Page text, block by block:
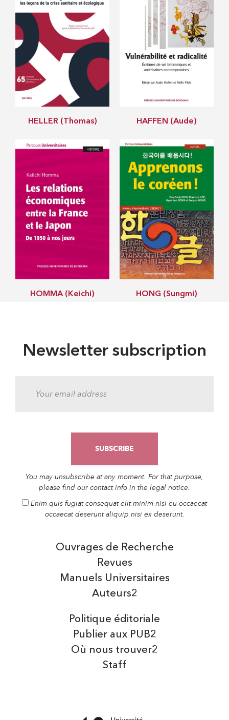
HELLER (Thomas) HAFFEN (Aude)
HOMMA (Keichi) HONG (Sungmi)
Newsletter subscription
You may unsubscribe at any moment. For that purpose,
please find our contact info in the legal notice.
Enim quis fugiat consequat elit minim nisi eu occaecat
occaecat deserunt aliquip nisi ex deserunt.
Auteurs2
Manuels Universitaires
Ouvrages de Recherche
Revues
Politique éditoriale
Publier aux PUB2
Où nous trouver2
Staff